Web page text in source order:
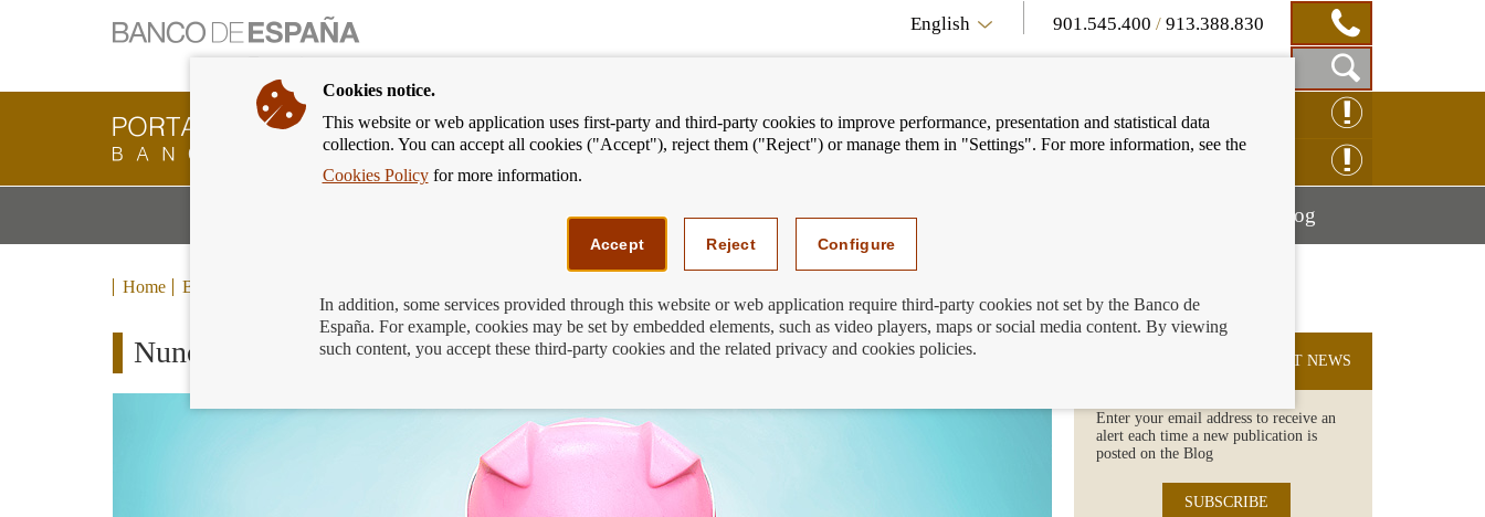
English 901.545.400 /913.388.830
Show
Search
Box
Banking
Customer
Banco
back
to
CLAIM ONLINE
We can help youMostrar
menú
BlogMostrar
Home Blog
Nunca es tarde para empezar: 31 de octubre, Día Mundial del Ahorro SUBSCRIBE TO THE LATEST NEWS
Enter your email address to receive an
alert each time a new publication is
posted on the Blog
SUBSCRIBE
Cookies notice.
This website or web application uses first-party and third-party cookies to improve performance, presentation and statistical data
collection. You can accept all cookies ("Accept"), reject them ("Reject") or manage them in "Settings". For more information, see the
Cookies Policyfor more information.
Accept Reject Configure
In addition, some services provided through this website or web application require third-party cookies not set by the Banco de
España. For example, cookies may be set by embedded elements, such as video players, maps or social media content. By viewing
such content, you accept these third-party cookies and the related privacy and cookies policies.